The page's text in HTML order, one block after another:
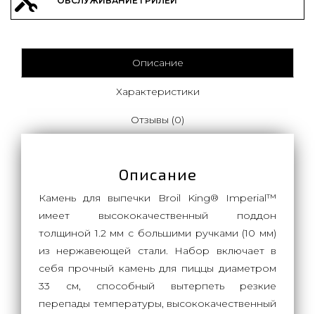
Описание
Характеристики
Отзывы (0)
Описание
Камень для выпечки Broil King® Imperial™
имеет высококачественный поддон
толщиной 1.2 мм с большими ручками (10 мм)
из нержавеющей стали. Набор включает в
себя прочный камень для пиццы диаметром
33 см, способный вытерпеть резкие
перепады температуры, высококачественный